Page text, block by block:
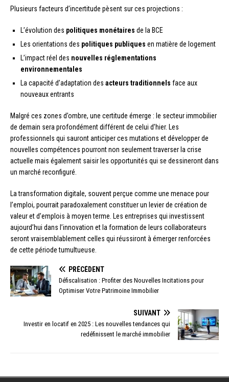
Plusieurs facteurs d’incertitude pèsent sur ces projections :
L’évolution des politiques monétaires de la BCE
Les orientations des politiques publiques en matière de logement
L’impact réel des nouvelles réglementations
environnementales
La capacité d’adaptation des acteurs traditionnels face aux
nouveaux entrants
Malgré ces zones d’ombre, une certitude émerge : le secteur immobilier
de demain sera profondément différent de celui d’hier. Les
professionnels qui sauront anticiper ces mutations et développer de
nouvelles compétences pourront non seulement traverser la crise
actuelle mais également saisir les opportunités qui se dessineront dans
un marché reconfiguré.
La transformation digitale, souvent perçue comme une menace pour
l’emploi, pourrait paradoxalement constituer un levier de création de
valeur et d’emplois à moyen terme. Les entreprises qui investissent
aujourd’hui dans l’innovation et la formation de leurs collaborateurs
seront vraisemblablement celles qui réussiront à émerger renforcées
de cette période tumultueuse.
PRÉCÉDENT
Défiscalisation : Profiter des Nouvelles Incitations pour
Optimiser Votre Patrimoine Immobilier
SUIVANT
Investir en locatif en 2025 : Les nouvelles tendances qui
redéfinissent le marché immobilier